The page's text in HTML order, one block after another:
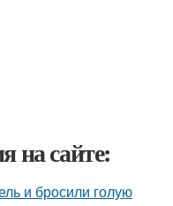
на сайте:
и бросили голую